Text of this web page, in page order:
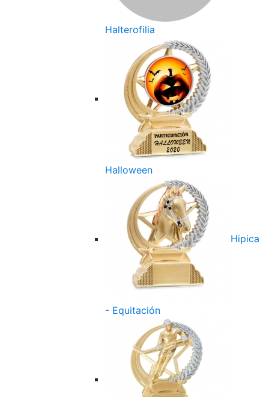
Halterofilia
Halloween
Hipica
- Equitación